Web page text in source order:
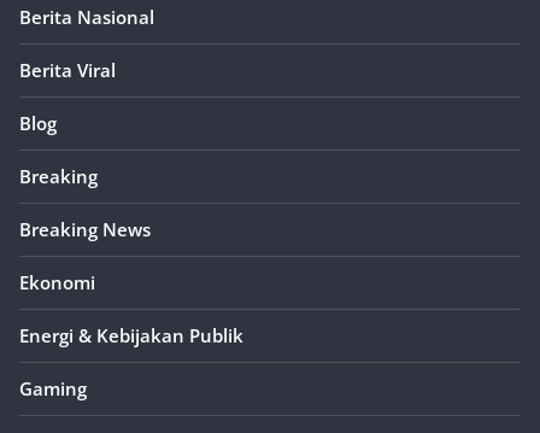
Berita Nasional
Berita Viral
Blog
Breaking
Breaking News
Ekonomi
Energi & Kebijakan Publik
Gaming